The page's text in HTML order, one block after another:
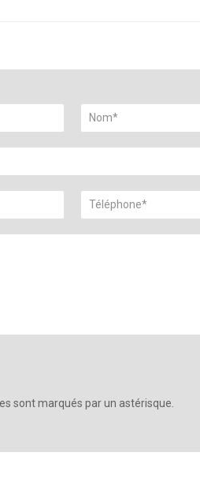
sont marqués par un astérisque.